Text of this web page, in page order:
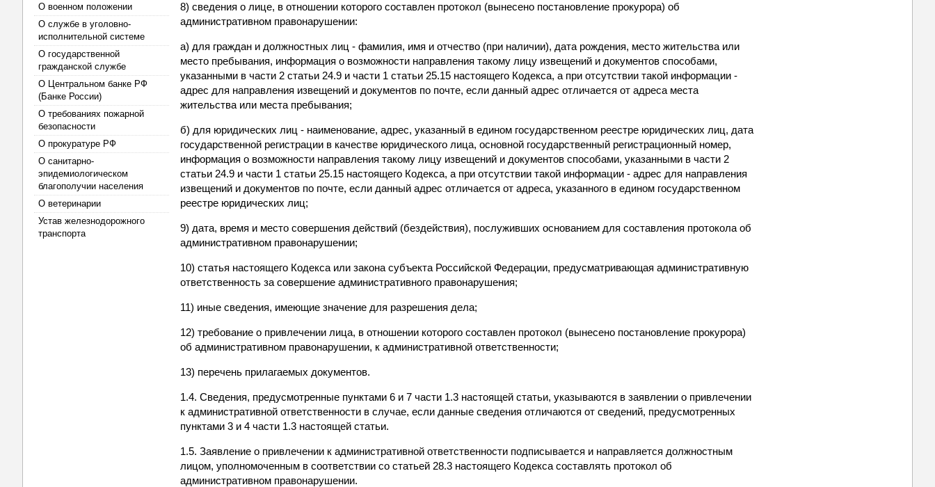
О военном положении
О службе в уголовно-
исполнительной системе
О государственной
гражданской службе
О Центральном банке РФ
(Банке России)
О требованиях пожарной
безопасности
О прокуратуре РФ
О санитарно-
эпидемиологическом
благополучии населения
О ветеринарии
Устав железнодорожного
транспорта
8) сведения о лице, в отношении которого составлен протокол (вынесено постановление прокурора) об
административном правонарушении:
а) для граждан и должностных лиц - фамилия, имя и отчество (при наличии), дата рождения, место жительства или
место пребывания, информация о возможности направления такому лицу извещений и документов способами,
указанными в части 2 статьи 24.9 и части 1 статьи 25.15 настоящего Кодекса, а при отсутствии такой информации -
адрес для направления извещений и документов по почте, если данный адрес отличается от адреса места
жительства или места пребывания;
б) для юридических лиц - наименование, адрес, указанный в едином государственном реестре юридических лиц, дата
государственной регистрации в качестве юридического лица, основной государственный регистрационный номер,
информация о возможности направления такому лицу извещений и документов способами, указанными в части 2
статьи 24.9 и части 1 статьи 25.15 настоящего Кодекса, а при отсутствии такой информации - адрес для направления
извещений и документов по почте, если данный адрес отличается от адреса, указанного в едином государственном
реестре юридических лиц;
9) дата, время и место совершения действий (бездействия), послуживших основанием для составления протокола об
административном правонарушении;
10) статья настоящего Кодекса или закона субъекта Российской Федерации, предусматривающая административную
ответственность за совершение административного правонарушения;
11) иные сведения, имеющие значение для разрешения дела;
12) требование о привлечении лица, в отношении которого составлен протокол (вынесено постановление прокурора)
об административном правонарушении, к административной ответственности;
13) перечень прилагаемых документов.
1.4. Сведения, предусмотренные пунктами 6 и 7 части 1.3 настоящей статьи, указываются в заявлении о привлечении
к административной ответственности в случае, если данные сведения отличаются от сведений, предусмотренных
пунктами 3 и 4 части 1.3 настоящей статьи.
1.5. Заявление о привлечении к административной ответственности подписывается и направляется должностным
лицом, уполномоченным в соответствии со статьей 28.3 настоящего Кодекса составлять протокол об
административном правонарушении.